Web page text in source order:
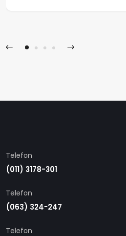
Telefon
(011) 3178-301
Telefon
(063) 324-247
Telefon